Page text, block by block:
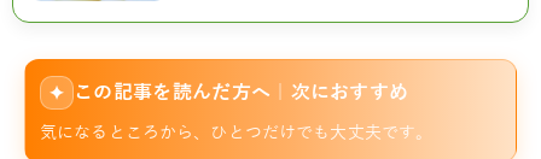
✦ この記事を読んだ方へ｜次におすすめ
気になるところから、ひとつだけでも大丈夫です。